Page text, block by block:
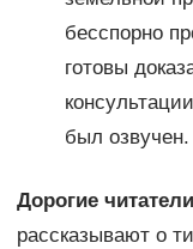
бесспорно
готовы
был озвучен.
Дорогие
рассказывают о